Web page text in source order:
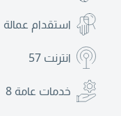
استقدام عمالة
انترنت 57
خدمات عامة 8